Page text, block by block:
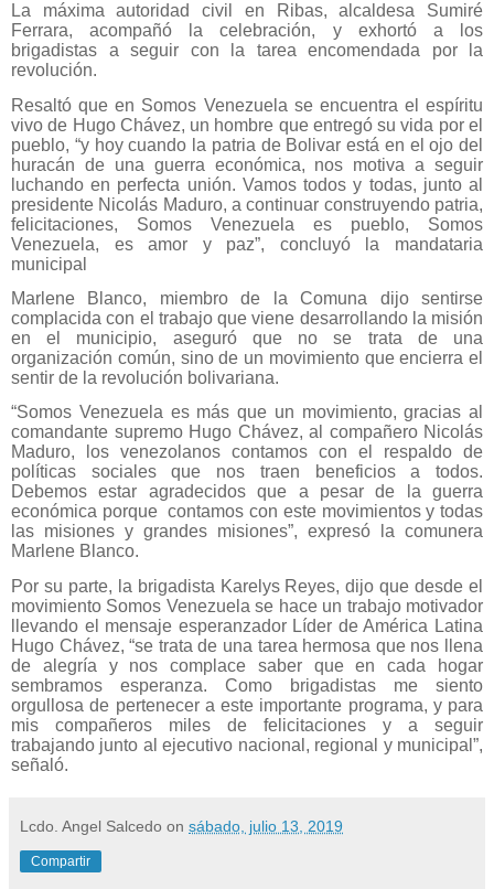
La máxima autoridad civil en Ribas, alcaldesa Sumiré
Ferrara, acompañó la celebración, y exhortó a los
brigadistas a seguir con la tarea encomendada por la
revolución.
Resaltó que en Somos Venezuela se encuentra el espíritu
vivo de Hugo Chávez, un hombre que entregó su vida por el
pueblo, “y hoy cuando la patria de Bolivar está en el ojo del
huracán de una guerra económica, nos motiva a seguir
luchando en perfecta unión. Vamos todos y todas, junto al
presidente Nicolás Maduro, a continuar construyendo patria,
felicitaciones, Somos Venezuela es pueblo, Somos
Venezuela, es amor y paz”, concluyó la mandataria
municipal
Marlene Blanco, miembro de la Comuna dijo sentirse
complacida con el trabajo que viene desarrollando la misión
en el municipio, aseguró que no se trata de una
organización común, sino de un movimiento que encierra el
sentir de la revolución bolivariana.
“Somos Venezuela es más que un movimiento, gracias al
comandante supremo Hugo Chávez, al compañero Nicolás
Maduro, los venezolanos contamos con el respaldo de
políticas sociales que nos traen beneficios a todos.
Debemos estar agradecidos que a pesar de la guerra
económica porque contamos con este movimientos y todas
las misiones y grandes misiones”, expresó la comunera
Marlene Blanco.
Por su parte, la brigadista Karelys Reyes, dijo que desde el
movimiento Somos Venezuela se hace un trabajo motivador
llevando el mensaje esperanzador Líder de América Latina
Hugo Chávez, “se trata de una tarea hermosa que nos llena
de alegría y nos complace saber que en cada hogar
sembramos esperanza. Como brigadistas me siento
orgullosa de pertenecer a este importante programa, y para
mis compañeros miles de felicitaciones y a seguir
trabajando junto al ejecutivo nacional, regional y municipal”,
señaló.
Lcdo. Angel Salcedo on sábado, julio 13, 2019
Compartir